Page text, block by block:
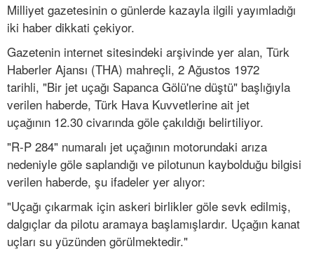
Milliyet gazetesinin o günlerde kazayla ilgili yayımladığı
iki haber dikkati çekiyor.
Gazetenin internet sitesindeki arşivinde yer alan, Türk
Haberler Ajansı (THA) mahreçli, 2 Ağustos 1972
tarihli, "Bir jet uçağı Sapanca Gölü'ne düştü" başlığıyla
verilen haberde, Türk Hava Kuvvetlerine ait jet
uçağının 12.30 civarında göle çakıldığı belirtiliyor.
"R-P 284" numaralı jet uçağının motorundaki arıza
nedeniyle göle saplandığı ve pilotunun kaybolduğu bilgisi
verilen haberde, şu ifadeler yer alıyor:
"Uçağı çıkarmak için askeri birlikler göle sevk edilmiş,
dalgıçlar da pilotu aramaya başlamışlardır. Uçağın kanat
uçları su yüzünden görülmektedir."